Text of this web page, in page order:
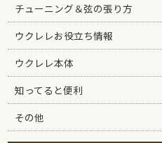
チューニング＆弦の張り方
ウクレレお役立ち情報
ウクレレ本体
知ってると便利
その他